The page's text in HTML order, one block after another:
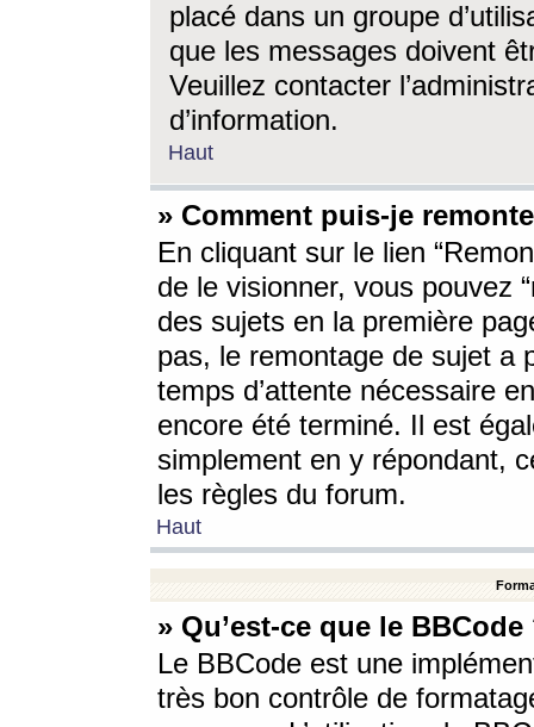
placé dans un groupe
que les messages doivent
Veuillez contacter
d’information.
Haut
» Comment puis-je
En cliquant sur le lien
de le visionner, vous pouvez
des sujets en la première
pas, le remontage de sujet a
temps d’attente nécessaire
encore été terminé. Il est
simplement en y répondant,
les règles du forum.
Haut
» Qu’est-ce que le BBCode
Le BBCode est une
très bon contrôle de